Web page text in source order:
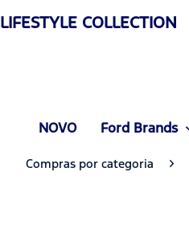
LIFESTYLE COLLECTION
NOVO Ford Brands
Compras por categoria